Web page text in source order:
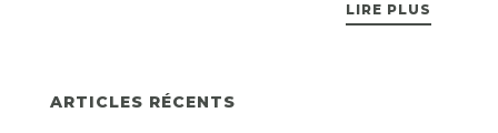
LIRE PLUS
ARTICLES RÉCENTS